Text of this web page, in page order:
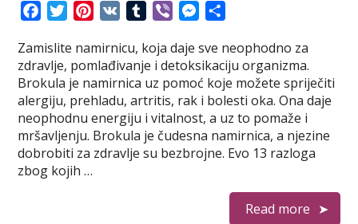
c
e
b
o
o
k
T
i
t
t
e
r
n
t
e
r
e
s
m
b
l
r
b
e
r
M
s
s
e
n
g
e
a
r
e
Zamislite namirnicu, koja daje sve neophodno za
zdravlje, pomlađivanje i detoksikaciju organizma.
Brokula je namirnica uz pomoć koje možete spriječiti
alergiju, prehladu, artritis, rak i bolesti oka. Ona daje
neophodnu energiju i vitalnost, a uz to pomaže i
mršavljenju. Brokula je čudesna namirnica, a njezine
dobrobiti za zdravlje su bezbrojne. Evo 13 razloga
zbog kojih …
Read more